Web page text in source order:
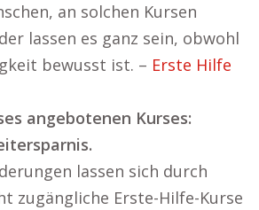
an solchen Kursen
lassen es ganz sein, obwohl
bewusst ist. – Erste Hilfe
angebotenen Kurses:
lassen sich durch
zugängliche Erste-Hilfe-Kurse